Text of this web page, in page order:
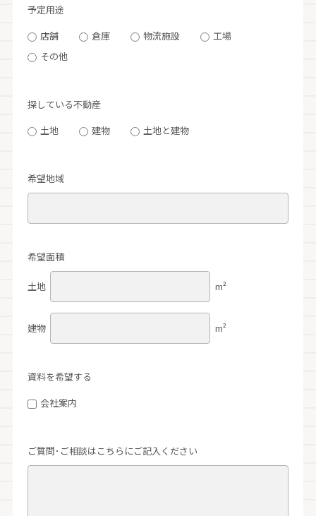
予定用途
店舗
倉庫 物流施設
工場
その他
探している不動産
土地
建物 土地と建物
希望地域
希望面積
土地 m²
建物 m²
資料を希望する
会社案内
ご質問･ご相談はこちらにご記入ください